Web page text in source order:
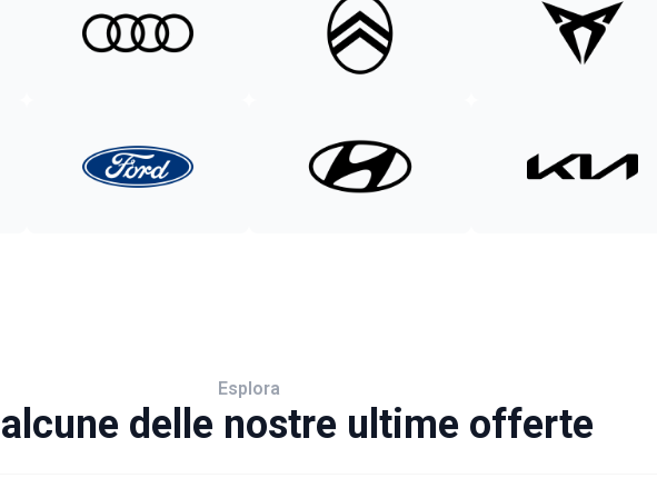
Esplora
delle nostre ultime offerte